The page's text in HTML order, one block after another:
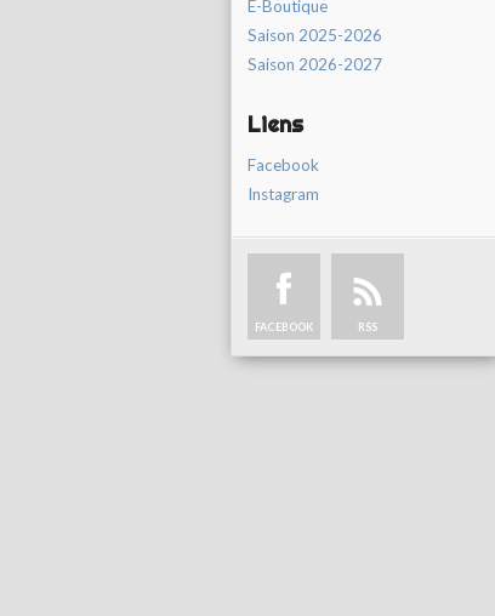
E-Boutique
Saison 2025-2026
Saison 2026-2027
Liens
Facebook
Instagram
FACEBOOK RSS